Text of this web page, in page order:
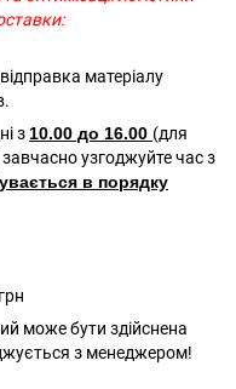
матеріалу
з 10.00 до 16.00 (для
узгоджуйте час з
в порядку
може бути здійснена
з менеджером!